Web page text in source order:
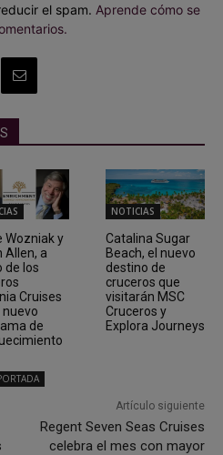
el spam. Aprende cómo se
Wozniak y
Allen, a
de los
Cruises
nuevo
de
NOTICIAS
Catalina Sugar
Beach, el nuevo
destino de
cruceros que
visitarán MSC
Cruceros y
Explora Journeys
Artículo siguiente
Regent Seven Seas Cruises
celebra el mes con mayor